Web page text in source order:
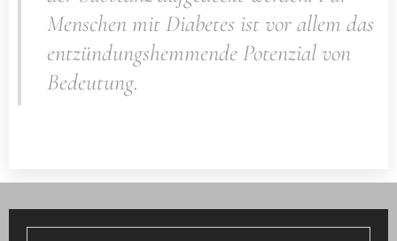
Men­­schen mit Diabetes ist vor allem das
ent­zün­dungs­hem­men­de Po­ten­zial von
Bedeutung.